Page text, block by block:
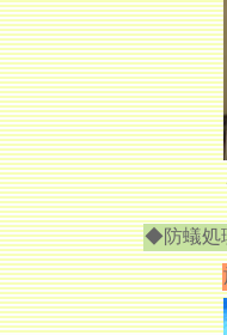
◆防蟻処